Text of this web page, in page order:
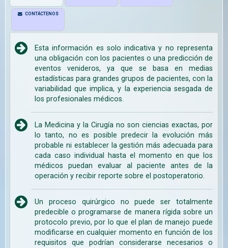
CONTÁCTENOS
Esta información es solo indicativa y no representa
una obligación con los pacientes o una predicción de
eventos venideros, ya que se basa en medias
estadísticas para grandes grupos de pacientes, con la
variabilidad que implica, y la experiencia sesgada de
los profesionales médicos.
La Medicina y la Cirugía no son ciencias exactas, por
lo tanto, no es posible predecir la evolución más
probable ni establecer la gestión más adecuada para
cada caso individual hasta el momento en que los
médicos puedan evaluar al paciente antes de la
operación y recibir reporte sobre el postoperatorio.
Un proceso quirúrgico no puede ser totalmente
predecible o programarse de manera rígida sobre un
protocolo previo, por lo que el plan de manejo puede
modificarse en cualquier momento en función de los
requisitos que podrían considerarse necesarios o